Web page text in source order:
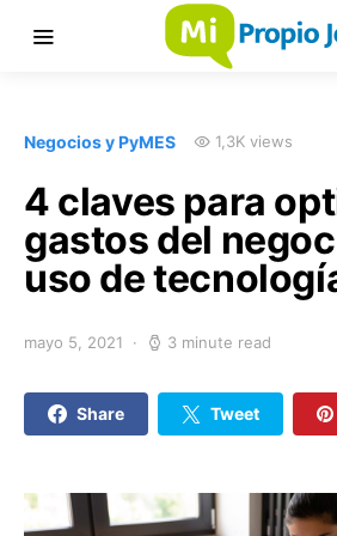
Negocios y PyMES 1,3K views
4 claves para
gastos del
uso de
mayo 5, 2021 3 minute read
Share Tweet